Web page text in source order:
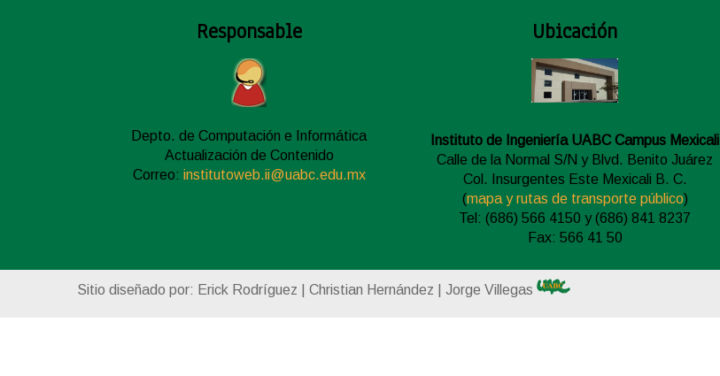
Responsable
Depto. de Computación e Informática
Actualización de Contenido
Correo: institutoweb.ii@uabc.edu.mx
Ubicación
Instituto de Ingeniería UABC Campus Mexicali
Calle de la Normal S/N y Blvd. Benito Juárez
Col. Insurgentes Este Mexicali B. C.
(mapa y rutas de transporte público)
Tel: (686) 566 4150 y (686) 841 8237
Fax: 566 41 50
Sitio diseñado por: Erick Rodríguez | Christian Hernández | Jorge Villegas